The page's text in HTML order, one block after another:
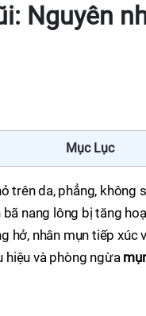
Nguyên
Mục Lục
trên da, phẳng,
nang lông bị tăng
hở, nhân mụn tiếp
hiệu và phòng ngừa